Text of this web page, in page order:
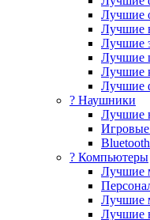
Лучшие
Лучшие
Лучшие
Лучшие
Лучшие
Лучшие
? Наушники
Лучшие
?️ Компьютеры
Лучшие
Лучшие
Лучшие